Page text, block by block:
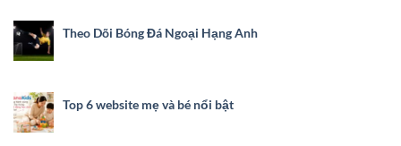
Theo Dõi Bóng Đá Ngoại Hạng Anh
Top 6 website mẹ và bé nổi bật